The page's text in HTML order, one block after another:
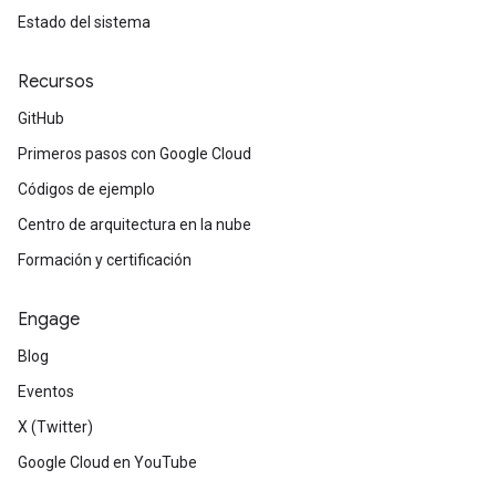
Estado del sistema
Recursos
GitHub
Primeros pasos con Google Cloud
Códigos de ejemplo
Centro de arquitectura en la nube
Formación y certificación
Engage
Blog
Eventos
X (Twitter)
Google Cloud en YouTube